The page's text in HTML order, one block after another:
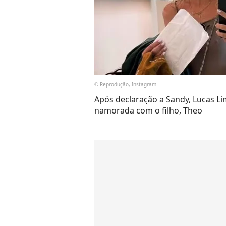
© Reprodução, Instagram
Após declaração a Sandy, Lucas
namorada com o filho, Theo